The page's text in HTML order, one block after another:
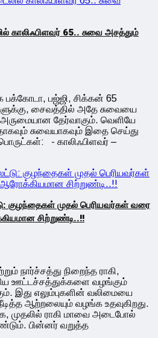
65.. சுவை அசத்தும்
பக்கோடா, பஜ்ஜி, சிக்கன் 65
சைவத்தில் அதே சுவையை
அருமையான தேர்வாகும். வெளியே
சுவையாகவும் இதை செய்து
- காலிஃபிளவர் –
குழந்தைகள் முதல் பெரியவர்கள் வரை
சிற்றுண்டி..!!
நார்ச்சத்து நிறைந்த ராகி,
ஊட்டச்சத்துக்களை வழங்கும்
இது எலும்புகளின் வலிமையை
ஆற்றலையும் வழங்க உதவுகிறது.
முதலில் ராகி மாவை அடைபோல்
பின்னர் வறுத்த